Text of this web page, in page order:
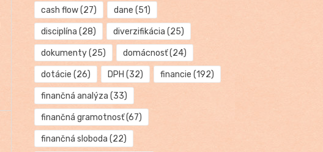
cash flow(27) dane (51)
disciplína (28) diverzifikácia (25)
dokumenty(25) domácnosť(24)
dotácie (26) DPH (32) financie (192)
finančná analýza (33)
finančná gramotnosť(67)
finančná sloboda (22)